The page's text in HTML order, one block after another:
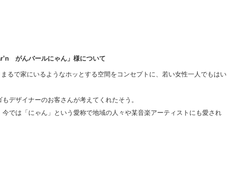
がんバールにゃん」様について
るで家にいるようなホッとする空間をコンセプトに、若い女性一人でもはい
デザイナーのお客さんが考えてくれたそう。
では「にゃん」という愛称で地域の人々や某音楽アーティストにも愛され